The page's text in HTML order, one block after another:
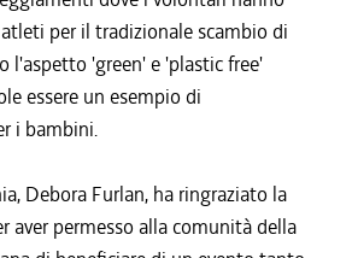
per il tradizionale scambio di
l'aspetto 'green' e 'plastic free'
essere un esempio di
i bambini.
Debora Furlan, ha ringraziato la
aver permesso alla comunità della